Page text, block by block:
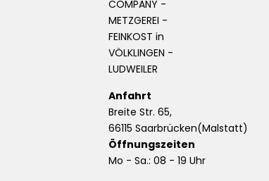
Anfahrt
Breite Str. 65,
66115 Saarbrücken(Malstatt)
Öffnungszeiten
Mo - Sa.: 08 - 19 Uhr